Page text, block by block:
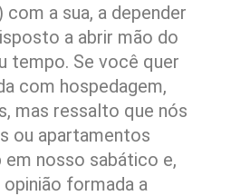
a sua, a depender
a abrir mão do
tempo. Se você quer
com hospedagem,
mas ressalto que nós
ou apartamentos
em nosso sabático e,
formada a